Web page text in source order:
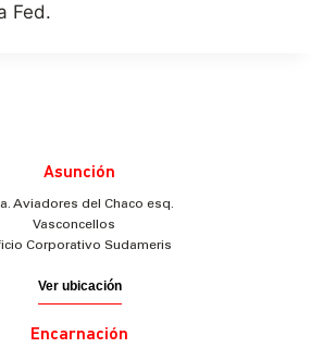
Fed.
Asunción
Aviadores del Chaco esq.
Vasconcellos
Corporativo Sudameris
Ver ubicación
Encarnación